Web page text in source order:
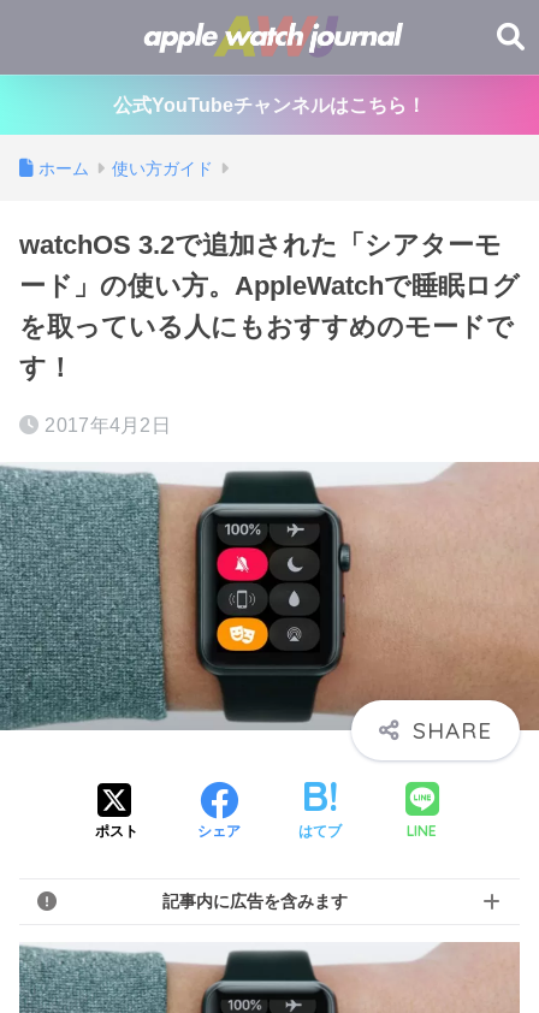
公式YouTubeチャンネルはこちら！
ホーム 使い方ガイド
watchOS 3.2で追加された「シアターモ
ード」の使い方。AppleWatchで睡眠ログ
を取っている人にもおすすめのモードで
す！
2017年4月2日
ポスト シェア はてブ LINE
記事内に広告を含みます